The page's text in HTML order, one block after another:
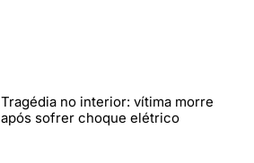
Tragédia no interior: vítima morre
após sofrer choque elétrico